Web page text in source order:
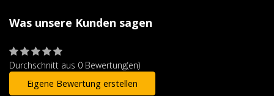
Was unsere Kunden sagen
Durchschnitt aus 0 Bewertung(en)
Eigene Bewertung erstellen